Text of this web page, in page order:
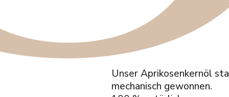
Unser Aprikosenkernöl
mechanisch gewonnen.